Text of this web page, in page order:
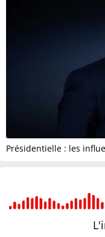
Présidentielle : les